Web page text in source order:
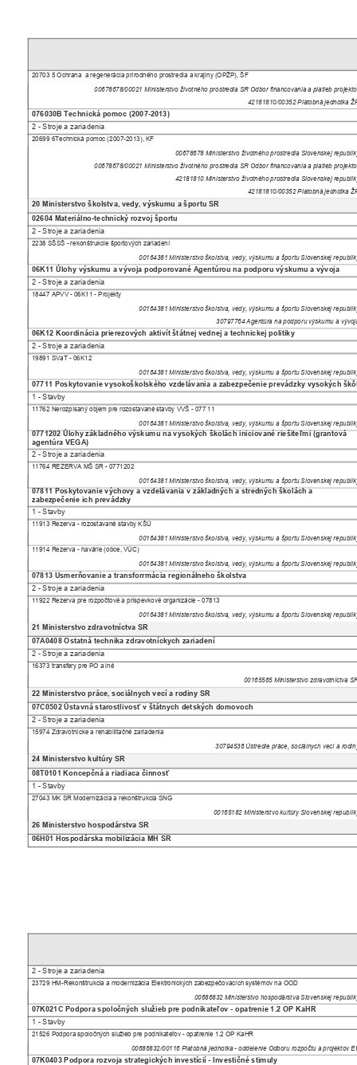
20703 5 Ochrana a regenerácia prírodného prostredia a krajiny (OPŽP), ŠF
00678678/00021 Ministerstvo životného prostredia SR Odbor financovania a platieb
42181810/00352 Platobná jednotka
076030B Technická pomoc (2007-2013)
2 - Stroje a zariadenia
20699 6Technická pomoc (2007-2013), KF
00678678 Ministerstvo životného prostredia Slovenskej
00678678/00021 Ministerstvo životného prostredia SR Odbor financovania a platieb
42181810 Ministerstvo životného prostredia Slovenskej
42181810/00352 Platobná jednotka
20 Ministerstvo školstva, vedy, výskumu a športu SR
02604 Materiálno-technický rozvoj športu
2 - Stroje a zariadenia
2238 SŠSŠ - rekonštrukcie športových zariadení
00164381 Ministerstvo školstva, vedy, výskumu a športu Slovenskej
06K11 Úlohy výskumu a vývoja podporované Agentúrou na podporu výskumu a vývoja
2 - Stroje a zariadenia
18447 APVV - 06K11 - Projekty
00164381 Ministerstvo školstva, vedy, výskumu a športu Slovenskej
30797764 Agentúra na podporu výskumu a
06K12 Koordinácia prierezových aktivít štátnej vednej a technickej politiky
2 - Stroje a zariadenia
19891 SVaT - 06K12
00164381 Ministerstvo školstva, vedy, výskumu a športu Slovenskej
07711 Poskytovanie vysokoškolského vzdelávania a zabezpečenie prevádzky vysokých
1 - Stavby
11762 Nerozpísaný objem pre rozostavané stavby VVŠ - 077 11
00164381 Ministerstvo školstva, vedy, výskumu a športu Slovenskej
0771202 Úlohy základného výskumu na vysokých školách iniciované riešiteľmi (grantová
agentúra VEGA)
2 - Stroje a zariadenia
11764 REZERVA MŠ SR - 0771202
00164381 Ministerstvo školstva, vedy, výskumu a športu Slovenskej
07811 Poskytovanie výchovy a vzdelávania v základných a stredných školách a
zabezpečenie ich prevádzky
1 - Stavby
11913 Rezerva - rozostavané stavby KŠÚ
00164381 Ministerstvo školstva, vedy, výskumu a športu Slovenskej
11914 Rezerva - havárie (obce, VÚC)
00164381 Ministerstvo školstva, vedy, výskumu a športu Slovenskej
07813 Usmerňovanie a transforrmácia regionálneho školstva
2 - Stroje a zariadenia
11922 Rezerva pre rozpočtové a príspevkové organizácie - 07813
00164381 Ministerstvo školstva, vedy, výskumu a športu Slovenskej
21 Ministerstvo zdravotníctva SR
07A0408 Ostatná technika zdravotníckych zariadení
2 - Stroje a zariadenia
16373 transfery pre PO a iné
00165565 Ministerstvo zdravotníctva
22 Ministerstvo práce, sociálnych vecí a rodiny SR
07C0502 Ústavná starostlivosť v štátnych detských domovoch
2 - Stroje a zariadenia
15974 Zdravotnícke a rehabilitačné zariadenia
30794536 Ústredie práce, sociálnych vecí a
24 Ministerstvo kultúry SR
08T0101 Koncepčná a riadiaca činnosť
1 - Stavby
27043 MK SR Modernizácia a rekonštrukcia SNG
00165182 Ministerstvo kultúry Slovenskej
26 Ministerstvo hospodárstva SR
06H01 Hospodárska mobilizácia MH SR
2 - Stroje a zariadenia
23729 HM-Rekonštrukcia a modernizácia Elektronických zabezpečovacích systémov na OOD
00686832 Ministerstvo hospodárstva Slovenskej
07K021C Podpora spoločných služieb pre podnikateľov - opatrenie 1.2 OP KaHR
1 - Stavby
21526 Podpora spoločných služieb pre podnikateľov - opatrenie 1.2 OP KaHR
00686832/00116 Platobná jednotka - oddelenie Odboru rozpočtu a projektov
07K0403 Podpora rozvoja strategických investícií - Investičné stimuly